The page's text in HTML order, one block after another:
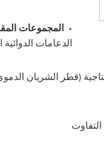
• المجموعات
الدعامات